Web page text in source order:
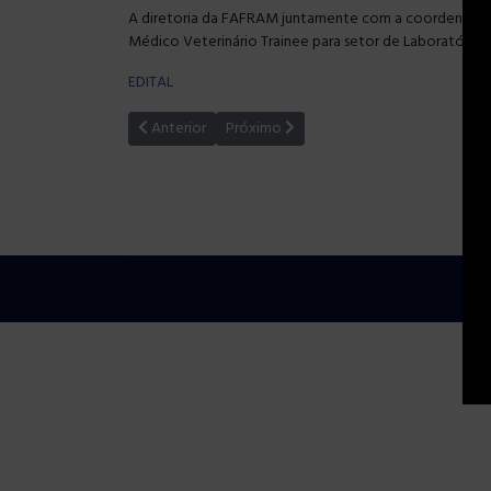
A diretoria da FAFRAM juntamente com a
Médico Veterinário Trainee para setor de Laboratório
EDITAL
Artigo anterior: RESULTADO PARA O CONCURSO DO
Anterior Próximo artigo: RESULTADO - EDITAL
Próximo